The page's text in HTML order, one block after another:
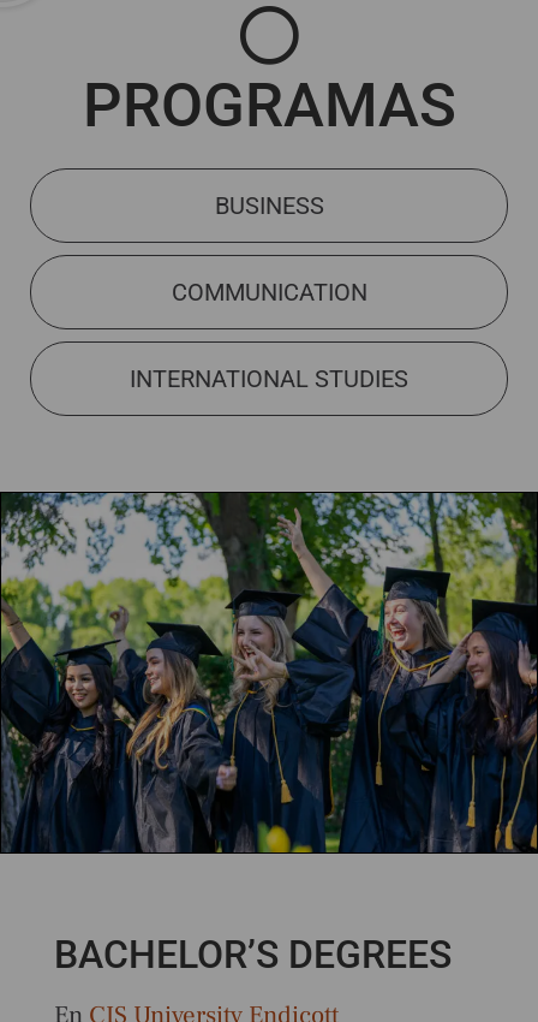
PROGRAMAS
BUSINESS
COMMUNICATION
INTERNATIONAL STUDIES
BACHELOR’S DEGREES